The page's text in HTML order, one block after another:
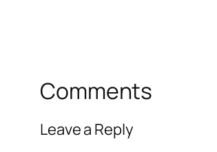
Comments
Leave a Reply